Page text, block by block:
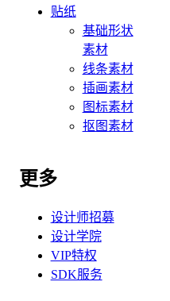
贴纸
基础形状
素材
线条素材
插画素材
图标素材
抠图素材
更多
设计师招募
设计学院
VIP特权
SDK服务